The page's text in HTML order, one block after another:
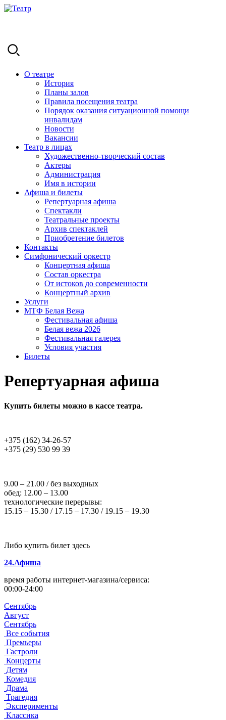
О театре
История
Планы залов
Правила посещения театра
Порядок оказания ситуационной помощи
инвалидам
Новости
Вакансии
Театр в лицах
Художественно-творческий состав
Актеры
Администрация
Имя в истории
Афиша и билеты
Репертуарная афиша
Спектакли
Театральные проекты
Архив спектаклей
Приобретение билетов
Контакты
Симфонический оркестр
Концертная афиша
Состав оркестра
От истоков до современ­ности
Концертный архив
Услуги
МТФ Белая Вежа
Фестивальная афиша
Белая вежа 2026
Фестивальная галерея
Условия участия
Билеты
Репертуарная афиша
Купить билеты можно в кассе театра.
+375 (162) 34-26-57
+375 (29) 530 99 39
9.00 – 21.00 / без выходных
обед: 12.00 – 13.00
технологические перерывы:
15.15 – 15.30 / 17.15 – 17.30 / 19.15 – 19.30
Либо купить билет здесь
24.Афиша
время работы интернет-магазина/сервиса:
00:00-24:00
Сентябрь
Август
Сентябрь
Все события
Премьеры
Гастроли
Концерты
Детям
Комедия
Драма
Трагедия
Эксперименты
Классика